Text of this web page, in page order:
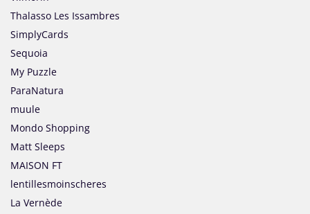
Thalasso Les Issambres
SimplyCards
Sequoia
My Puzzle
ParaNatura
muule
Mondo Shopping
Matt Sleeps
MAISON FT
lentillesmoinscheres
La Vernède